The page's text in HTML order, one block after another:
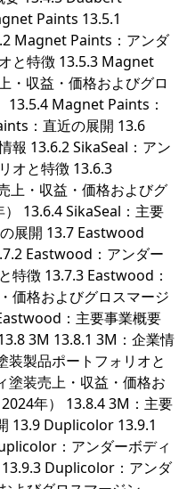
Paints 13.5.1
Magnet Paints：アンダ
と特徴 13.5.3 Magnet
・収益・価格およびグロ
13.5.4 Magnet Paints：
：直近の展開 13.6
報 13.6.2 SikaSeal：アン
オと特徴 13.6.3
上・収益・価格およびグ
13.6.4 SikaSeal：主要
展開 13.7 Eastwood
Eastwood：アンダー
特徴 13.7.3 Eastwood：
価格およびグロスマージ
：主要事業概要
3M 13.8.1 3M：企業情
装製品ポートフォリオと
塗装売上・収益・価格お
年） 13.8.4 3M：主要
13.9 Duplicolor 13.9.1
：アンダーボディ
Duplicolor：アンダ